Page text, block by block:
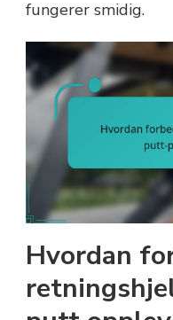
fungerer smidig.
Hvordan